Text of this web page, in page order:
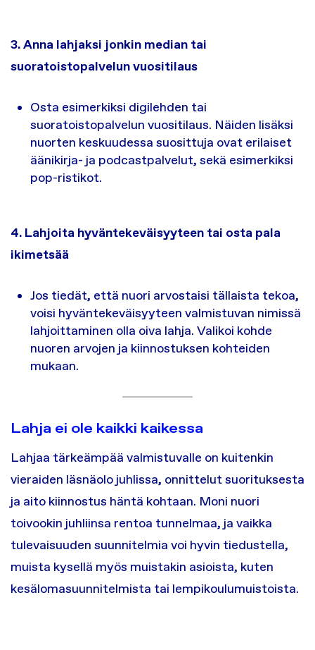
3. Anna lahjaksi jonkin median tai
suoratoistopalvelun vuositilaus
Osta esimerkiksi digilehden tai
suoratoistopalvelun vuositilaus. Näiden lisäksi
nuorten keskuudessa suosittuja ovat erilaiset
äänikirja- ja podcastpalvelut, sekä esimerkiksi
pop-ristikot.
4. Lahjoita hyväntekeväisyyteen tai osta pala
ikimetsää
Jos tiedät, että nuori arvostaisi tällaista tekoa,
voisi hyväntekeväisyyteen valmistuvan nimissä
lahjoittaminen olla oiva lahja. Valikoi kohde
nuoren arvojen ja kiinnostuksen kohteiden
mukaan.
Lahja ei ole kaikki kaikessa
Lahjaa tärkeämpää valmistuvalle on kuitenkin
vieraiden läsnäolo juhlissa, onnittelut suorituksesta
ja aito kiinnostus häntä kohtaan. Moni nuori
toivookin juhliinsa rentoa tunnelmaa, ja vaikka
tulevaisuuden suunnitelmia voi hyvin tiedustella,
muista kysellä myös muistakin asioista, kuten
kesälomasuunnitelmista tai lempikoulumuistoista.